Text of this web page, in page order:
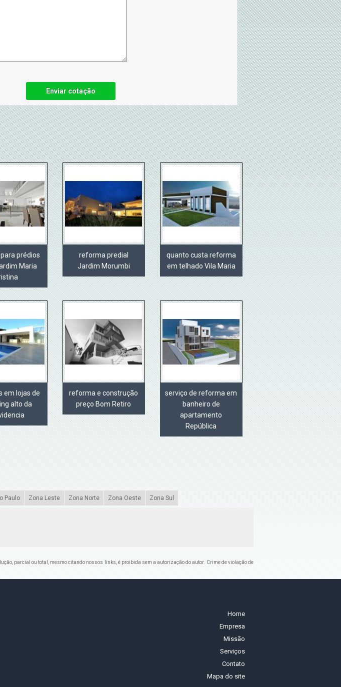
Enviar cotação
prédios
Maria
reforma predial
Jardim Morumbi
quanto custa reforma
em telhado Vila Maria
em lojas de
alto da
reforma e construção
preço Bom Retiro
serviço de reforma em
banheiro de
apartamento
República
Paulo Zona Leste Zona Norte Zona Oeste Zona Sul
parcial ou total, mesmo citando nossos links, é proibida sem a autorização do autor. Crime de violação de
Home
Empresa
Missão
Serviços
Contato
Mapa do site